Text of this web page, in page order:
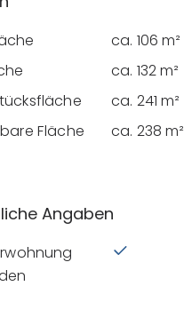
ca. 106 m²
ca. 132 m²
ca. 241 m²
Fläche
ca. 238 m²
Angaben